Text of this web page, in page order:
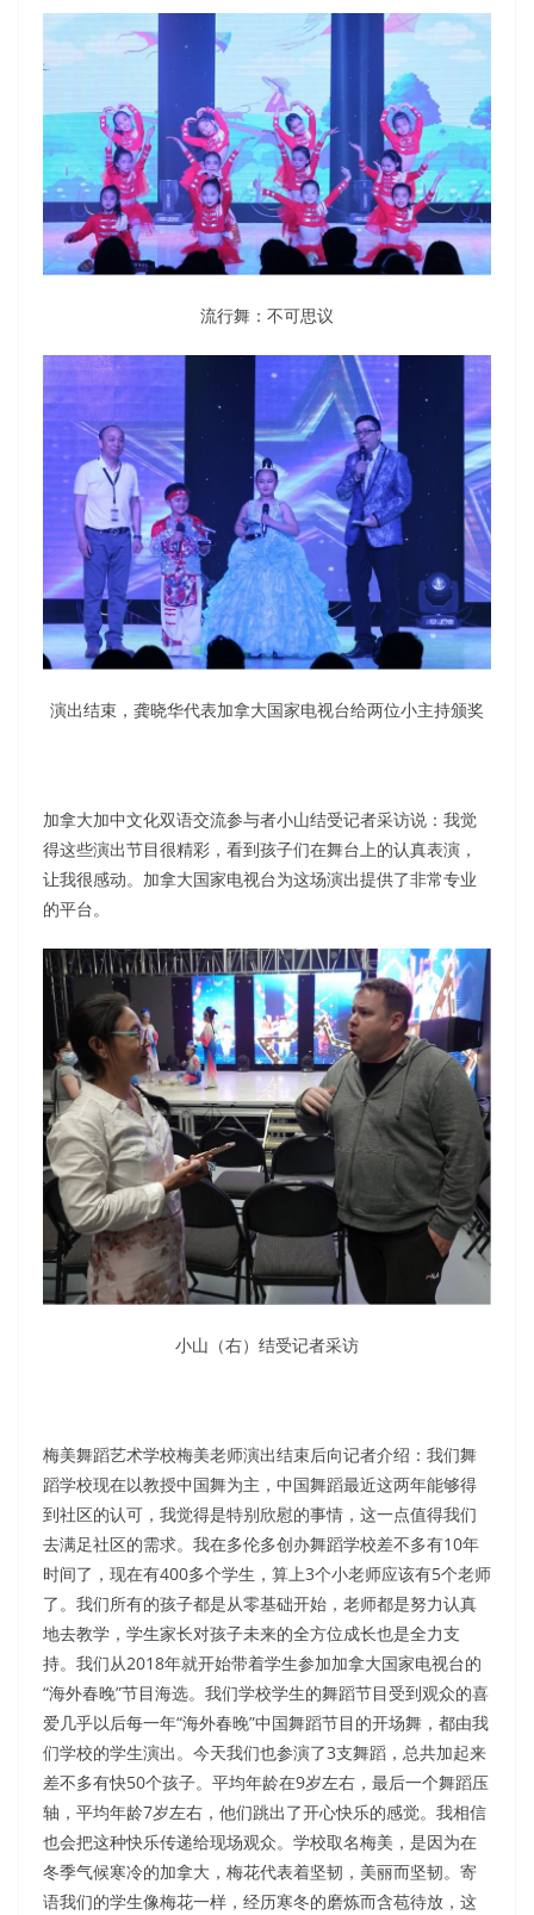
流行舞：不可思议
演出结束，龚晓华代表加拿大国家电视台给两位小主持颁奖
加拿大加中文化双语交流参与者小山结受记者采访说：我觉
得这些演出节目很精彩，看到孩子们在舞台上的认真表演，
让我很感动。加拿大国家电视台为这场演出提供了非常专业
的平台。
小山（右）结受记者采访
梅美舞蹈艺术学校梅美老师演出结束后向记者介绍：我们舞
蹈学校现在以教授中国舞为主，中国舞蹈最近这两年能够得
到社区的认可，我觉得是特别欣慰的事情，这一点值得我们
去满足社区的需求。我在多伦多创办舞蹈学校差不多有10年
时间了，现在有400多个学生，算上3个小老师应该有5个老师
了。我们所有的孩子都是从零基础开始，老师都是努力认真
地去教学，学生家长对孩子未来的全方位成长也是全力支
持。我们从2018年就开始带着学生参加加拿大国家电视台的
“海外春晚”节目海选。我们学校学生的舞蹈节目受到观众的喜
爱几乎以后每一年“海外春晚”中国舞蹈节目的开场舞，都由我
们学校的学生演出。今天我们也参演了3支舞蹈，总共加起来
差不多有快50个孩子。平均年龄在9岁左右，最后一个舞蹈压
轴，平均年龄7岁左右，他们跳出了开心快乐的感觉。我相信
也会把这种快乐传递给现场观众。学校取名梅美，是因为在
冬季气候寒冷的加拿大，梅花代表着坚韧，美丽而坚韧。寄
语我们的学生像梅花一样，经历寒冬的磨炼而含苞待放，这